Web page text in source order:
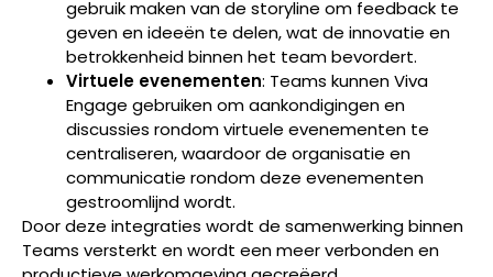
gebruik maken van de storyline om feedback te
geven en ideeën te delen, wat de innovatie en
betrokkenheid binnen het team bevordert.
Virtuele evenementen: Teams kunnen Viva
Engage gebruiken om aankondigingen en
discussies rondom virtuele evenementen te
centraliseren, waardoor de organisatie en
communicatie rondom deze evenementen
gestroomlijnd wordt.
Door deze integraties wordt de samenwerking binnen
Teams versterkt en wordt een meer verbonden en